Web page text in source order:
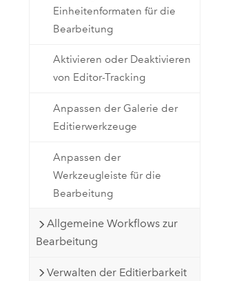
Einheitenformaten für die
Bearbeitung
Aktivieren oder Deaktivieren
von Editor-Tracking
Anpassen der Galerie der
Editierwerkzeuge
Anpassen der
Werkzeugleiste für die
Bearbeitung
Allgemeine Workflows zur
Bearbeitung
Verwalten der Editierbarkeit